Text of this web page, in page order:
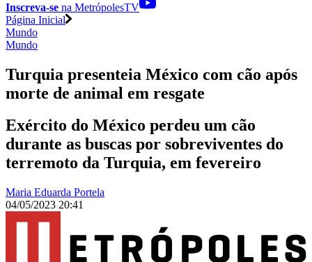
Inscreva-se na MetrópolesTV
Página Inicial
Mundo
Mundo
Turquia presenteia México com cão após
morte de animal em resgate
Exército do México perdeu um cão
durante as buscas por sobreviventes do
terremoto da Turquia, em fevereiro
Maria Eduarda Portela
04/05/2023 20:41